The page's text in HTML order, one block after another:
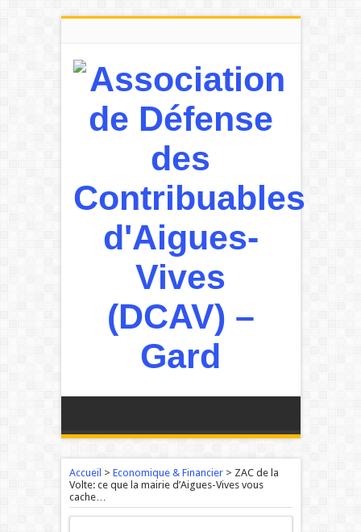
Accueil > Economique & Financier> ZAC de la
Volte: ce que la mairie d’Aigues-Vives vous
cache…